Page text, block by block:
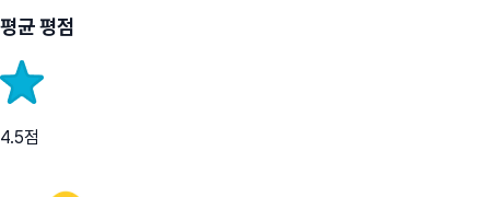
평균 평점
4.5점